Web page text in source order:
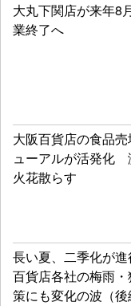
大丸下関店が来年8
業終了へ
大阪百貨店の食品
ューアルが活発化
火花散らす
長い夏、二季化が進
百貨店各社の梅雨
策にも変化の波（後